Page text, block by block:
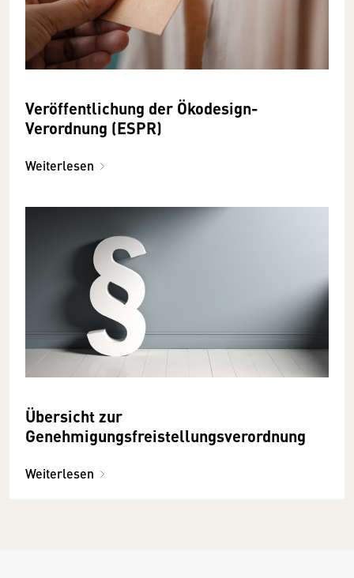
Veröffentlichung der Ökodesign-
Verordnung (ESPR)
Weiterlesen
Übersicht zur
Genehmigungsfreistellungsverordnung
Weiterlesen